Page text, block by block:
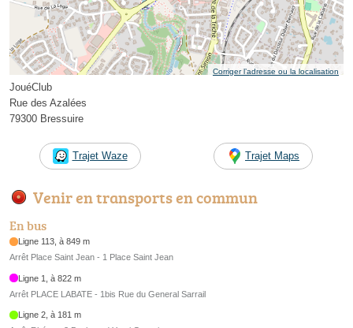
Corriger l’adresse ou la localisation
JouéClub
Rue des Azalées
79300 Bressuire
Trajet Waze Trajet Maps
Venir en transports en commun
En bus
Ligne 113, à 849 m
Arrêt Place Saint Jean - 1 Place Saint Jean
Ligne 1, à 822 m
Arrêt PLACE LABATE - 1bis Rue du General Sarrail
Ligne 2, à 181 m